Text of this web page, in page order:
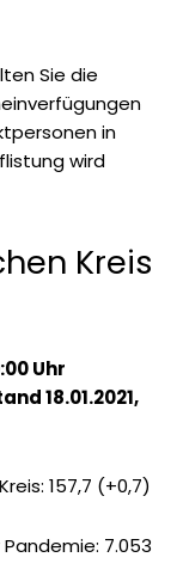
Sie die
in
wird
Kreis
Uhr
18.01.2021,
157,7 (+0,7)
7.053